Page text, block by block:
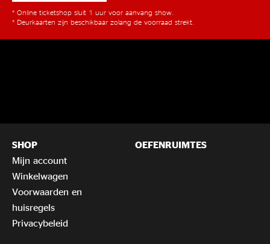
* Online ticketshop sluit 1 uur voor aanvang show.
* Deurkaarten zijn beschikbaar zolang de voorraad strekt.
SHOP
Mijn account
Winkelwagen
Voorwaarden en
huisregels
Privacybeleid
OEFENRUIMTES